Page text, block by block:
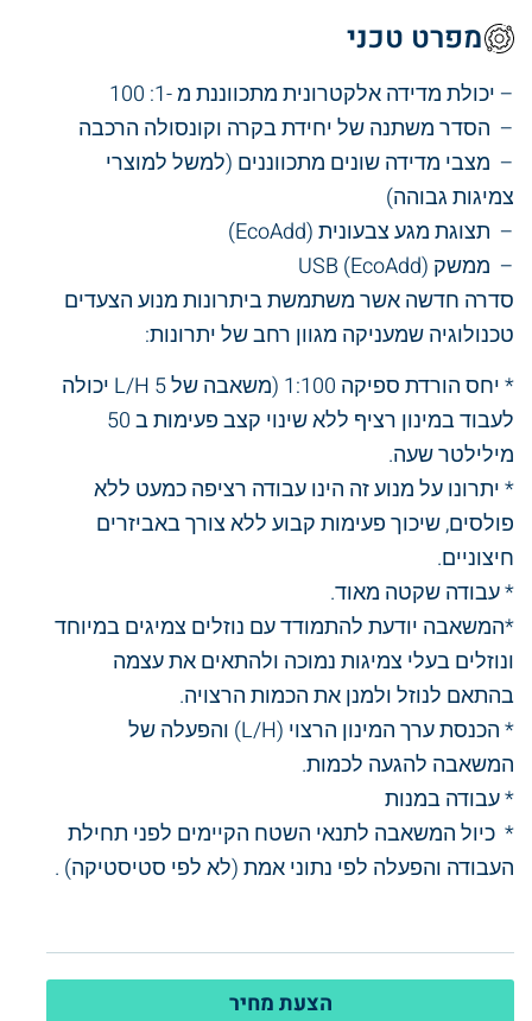
מפרט טכני
– יכולת מדידה אלקטרונית מתכווננת מ -1: 100
– הסדר משתנה של יחידת בקרה וקונסולה הרכבה
– מצבי מדידה שונים מתכווננים (למשל למוצרי
צמיגות גבוהה)
– תצוגת מגע צבעונית (EcoAdd)
– ממשק USB (EcoAdd)
סדרה חדשה אשר משתמשת ביתרונות מנוע הצעדים
טכנולוגיה שמעניקה מגוון רחב של יתרונות:
* יחס הורדת ספיקה 1:100 (משאבה של 5 L/H יכולה
לעבוד במינון רציף ללא שינוי קצב פעימות ב 50
מילילטר שעה.
* יתרונו על מנוע זה הינו עבודה רציפה כמעט ללא
פולסים, שיכוך פעימות קבוע ללא צורך באביזרים
חיצוניים.
* עבודה שקטה מאוד.
*המשאבה יודעת להתמודד עם נוזלים צמיגים במיוחד
ונוזלים בעלי צמיגות נמוכה ולהתאים את עצמה
בהתאם לנוזל ולמנן את הכמות הרצויה.
* הכנסת ערך המינון הרצוי (L/H) והפעלה של
המשאבה להגעה לכמות.
* עבודה במנות
* כיול המשאבה לתנאי השטח הקיימים לפני תחילת
העבודה והפעלה לפי נתוני אמת (לא לפי סטיסטיקה) .
הצעת מחיר